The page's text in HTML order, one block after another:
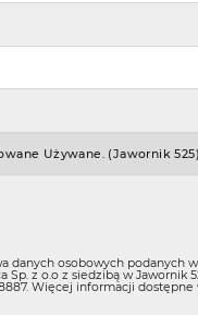
danych osobowych podanych
Sp. z o.o z siedzibą w Jawornik
Więcej informacji dostępne